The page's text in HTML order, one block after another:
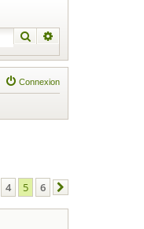
Rechercher
Connexion
4 5 6